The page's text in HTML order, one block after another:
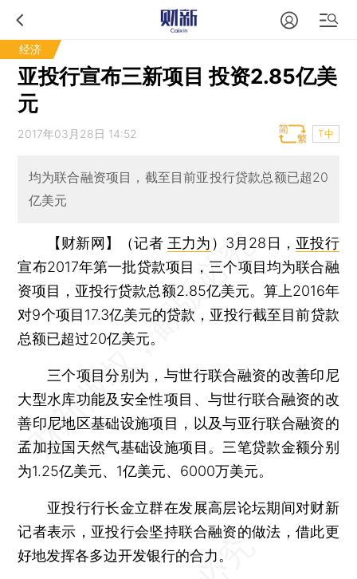
经济
亚投行宣布三新项目 投资2.85亿美
元
2017年03月28日 14:52 T中
均为联合融资项目，截至目前亚投行贷款总额已超20
亿美元
【财新网】（记者 王力为 ） 3月28日， 亚投行
宣布2017年第一批贷款项目，三个项目均为联合融
资项目，亚投行贷款总额2.85亿美元。算上2016年
对9个项目17.3亿美元的贷款，亚投行截至目前贷款
总额已超过20亿美元。
三个项目分别为，与世行联合融资的改善印尼
大型水库功能及安全性项目、与世行联合融资的改
善印尼地区基础设施项目，以及与亚行联合融资的
孟加拉国天然气基础设施项目。三笔贷款金额分别
为1.25亿美元、1亿美元、6000万美元。
亚投行行长金立群在发展高层论坛期间对财新
记者表示，亚投行会坚持联合融资的做法，借此更
好地发挥各多边开发银行的合力。